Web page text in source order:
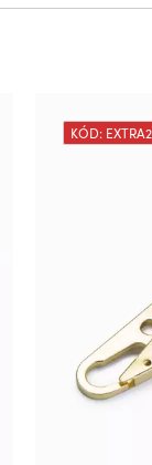
KÓD: